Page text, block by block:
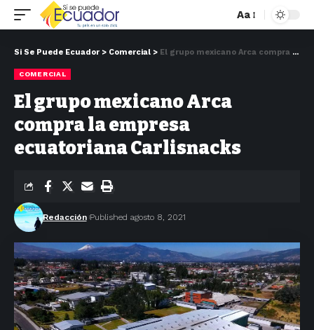
Aa
Si Se Puede Ecuador > Comercial > El grupo mexicano Arca compra la empresa ecuatoriana Carlisnacks
COMERCIAL
El grupo mexicano Arca
compra la empresa
ecuatoriana Carlisnacks
Redacción Published agosto 8, 2021